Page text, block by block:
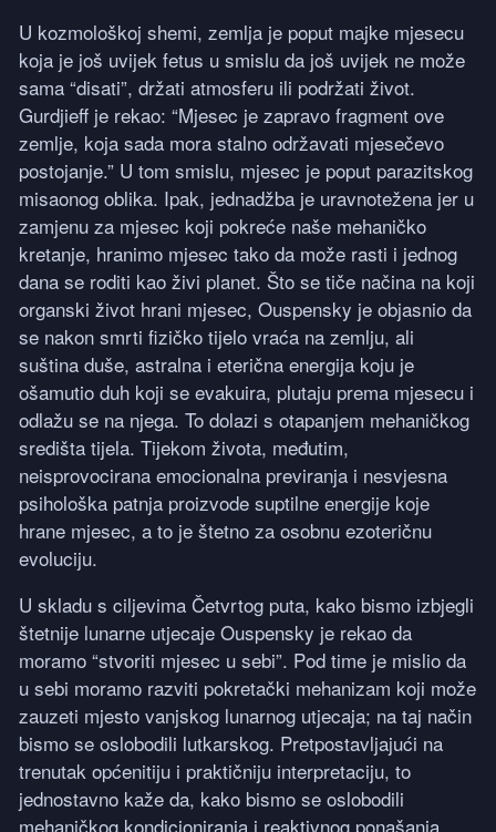
U kozmološkoj shemi, zemlja je poput majke mjesecu
koja je još uvijek fetus u smislu da još uvijek ne može
sama “disati”, držati atmosferu ili podržati život.
Gurdjieff je rekao: “Mjesec je zapravo fragment ove
zemlje, koja sada mora stalno održavati mjesečevo
postojanje.” U tom smislu, mjesec je poput parazitskog
misaonog oblika. Ipak, jednadžba je uravnotežena jer u
zamjenu za mjesec koji pokreće naše mehaničko
kretanje, hranimo mjesec tako da može rasti i jednog
dana se roditi kao živi planet. Što se tiče načina na koji
organski život hrani mjesec, Ouspensky je objasnio da
se nakon smrti fizičko tijelo vraća na zemlju, ali
suština duše, astralna i eterična energija koju je
ošamutio duh koji se evakuira, plutaju prema mjesecu i
odlažu se na njega. To dolazi s otapanjem mehaničkog
središta tijela. Tijekom života, međutim,
neisprovocirana emocionalna previranja i nesvjesna
psihološka patnja proizvode suptilne energije koje
hrane mjesec, a to je štetno za osobnu ezoteričnu
evoluciju.
U skladu s ciljevima Četvrtog puta, kako bismo izbjegli
štetnije lunarne utjecaje Ouspensky je rekao da
moramo “stvoriti mjesec u sebi”. Pod time je mislio da
u sebi moramo razviti pokretački mehanizam koji može
zauzeti mjesto vanjskog lunarnog utjecaja; na taj način
bismo se oslobodili lutkarskog. Pretpostavljajući na
trenutak općenitiju i praktičniju interpretaciju, to
jednostavno kaže da, kako bismo se oslobodili
mehaničkog kondicioniranja i reaktivnog ponašanja,